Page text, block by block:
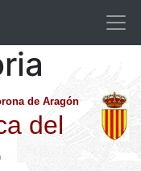
de Aragón
del